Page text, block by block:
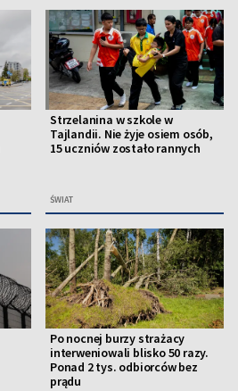
Strzelanina w szkole w
Tajlandii. Nie żyje osiem osób,
15 uczniów zostało rannych
ŚWIAT
Po nocnej burzy strażacy
interweniowali blisko 50 razy.
Ponad 2 tys. odbiorców bez
prądu